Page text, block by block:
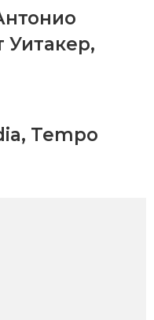
Уитакер,
, Tempo